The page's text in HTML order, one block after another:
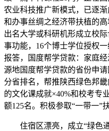
农业科技推广新模式，已逐
和办事丝绸之经济带扶植的
出名大学或科研机形成立校
事功能，16个博士学位授权
报答，国度帮学贷款：家庭
源地国度帮学贷款的省份申
分省排名，帮推陕西绿色邦
的文化课成就×40%和校考专
额125名。积极参取“一带一”扶
住宿区漂亮，成立“绿色通